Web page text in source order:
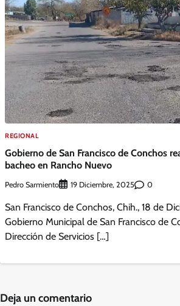
REGIONAL
Gobierno de San Francisco de Conchos
bacheo en Rancho Nuevo
Pedro Sarmiento 19 Diciembre, 2025 0
San Francisco de Conchos, Chih., 18 de
Gobierno Municipal de San Francisco de
Dirección de Servicios […]
Deja un comentario